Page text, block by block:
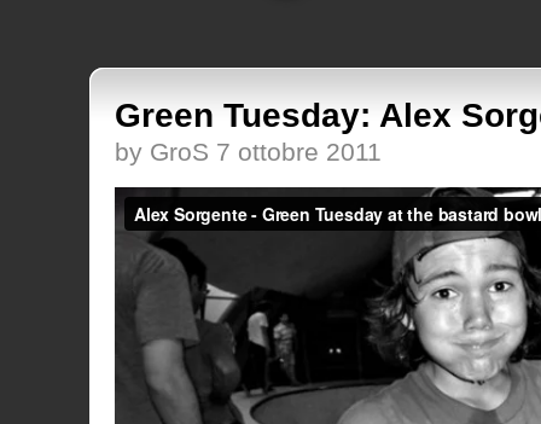
Green Tuesday: Alex
by GroS 7 ottobre 2011